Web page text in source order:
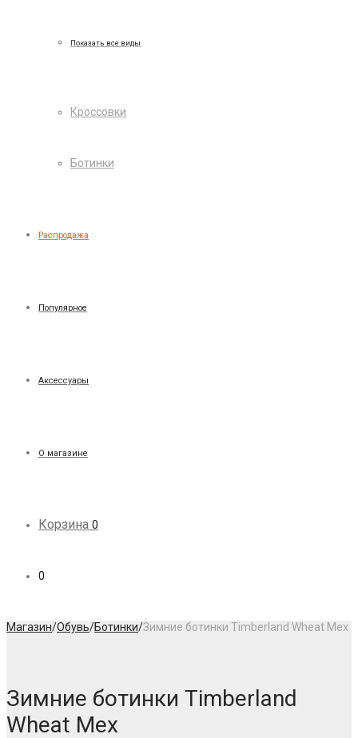
Показать все виды
Кроссовки
Ботинки
Распродажа
Популярное
Аксессуары
О магазине
Корзина 0
0
Магазин/Обувь/Ботинки/Зимние ботинки Timberland Wheat Мех
Зимние ботинки Timberland
Wheat Мех